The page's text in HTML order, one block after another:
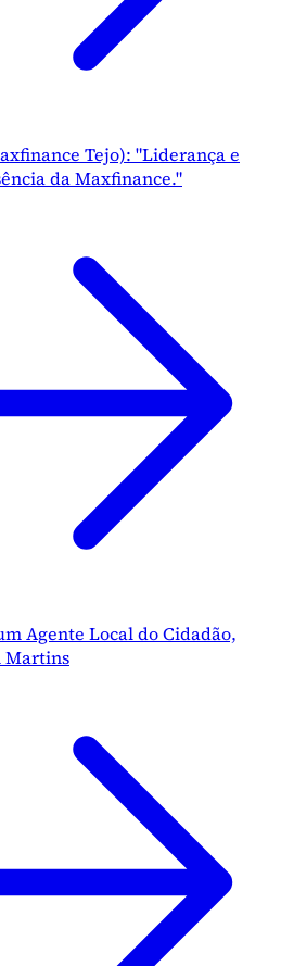
Tejo): "Liderança e
da Maxfinance."
Agente Local do Cidadão,
Martins